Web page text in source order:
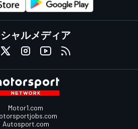
ャルメディア
Motor1.com
Autosport.com